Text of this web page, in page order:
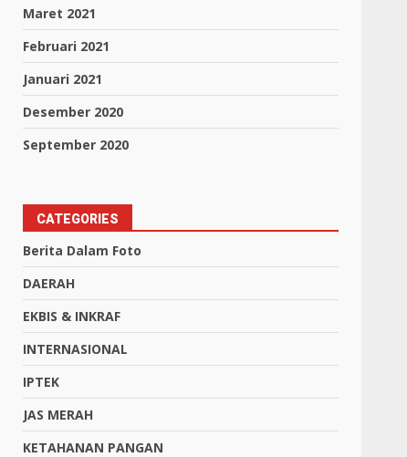
Maret 2021
Februari 2021
Januari 2021
Desember 2020
September 2020
CATEGORIES
Berita Dalam Foto
DAERAH
EKBIS & INKRAF
INTERNASIONAL
IPTEK
JAS MERAH
KETAHANAN PANGAN